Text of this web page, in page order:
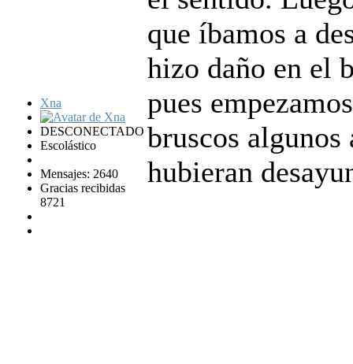
Xna
DESCONECTADO
Escolástico
Mensajes: 2640
Gracias recibidas
8721
que íbamos a
hizo daño en el
pues
bruscos
hubieran